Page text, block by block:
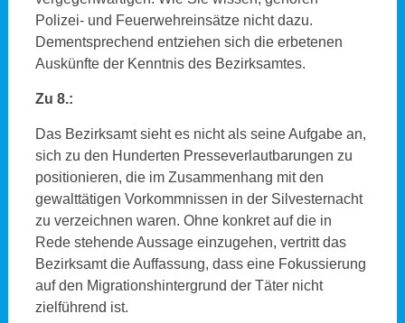
Polizei- und Feuerwehreinsätze nicht dazu.
Dementsprechend entziehen sich die erbetenen
Auskünfte der Kenntnis des Bezirksamtes.
Zu 8.:
Das Bezirksamt sieht es nicht als seine Aufgabe an,
sich zu den Hunderten Presseverlautbarungen zu
positionieren, die im Zusammenhang mit den
gewalttätigen Vorkommnissen in der Silvesternacht
zu verzeichnen waren. Ohne konkret auf die in
Rede stehende Aussage einzugehen, vertritt das
Bezirksamt die Auffassung, dass eine Fokussierung
auf den Migrationshintergrund der Täter nicht
zielführend ist.